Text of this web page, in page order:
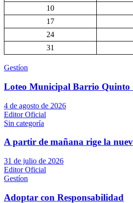
10
17
24
31
Gestíon
Loteo Municipal Barrio Quinto
4 de agosto de 2026
Editor Oficial
Sin categoría
A partir de mañana rige la
31 de julio de 2026
Editor Oficial
Gestíon
Adoptar con Responsabilidad